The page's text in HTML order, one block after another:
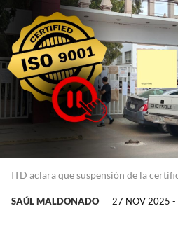
ITD aclara que suspensión de la
SAÚL MALDONADO 27 NOV 2025 -